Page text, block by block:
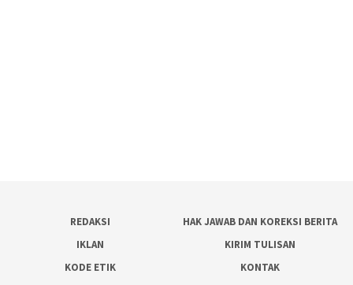
REDAKSI
HAK JAWAB DAN KOREKSI BERITA
IKLAN
KIRIM TULISAN
KODE ETIK
KONTAK